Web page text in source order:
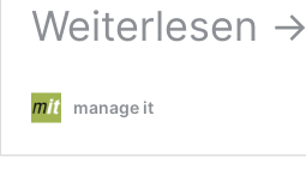
–
kein
Weiterlesen →
manage it